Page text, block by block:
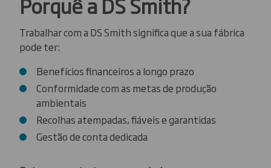
Trabalhar com a DS Smith significa que a sua fábrica
pode ter:
Benefícios financeiros a longo prazo
Conformidade com as metas de produção
ambientais
Recolhas atempadas, fiáveis e garantidas
Gestão de conta dedicada